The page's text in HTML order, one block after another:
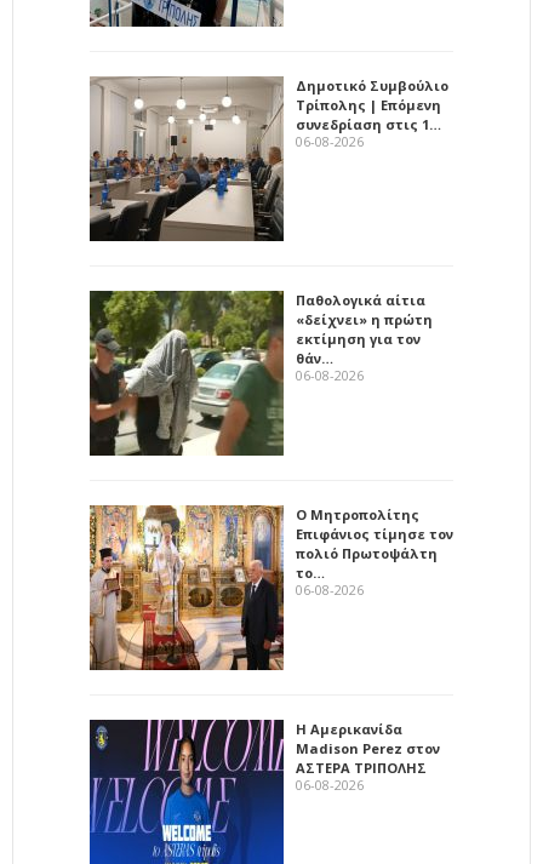
Δημοτικό Συμβούλιο
Τρίπολης | Επόμενη
συνεδρίαση στις 1…
06-08-2026
Παθολογικά αίτια
«δείχνει» η πρώτη
εκτίμηση για τον
θάν…
06-08-2026
Ο Μητροπολίτης
Επιφάνιος τίμησε τον
πολιό Πρωτοψάλτη
το…
06-08-2026
Η Αμερικανίδα
Madison Perez στον
ΑΣΤΕΡΑ ΤΡΙΠΟΛΗΣ
06-08-2026